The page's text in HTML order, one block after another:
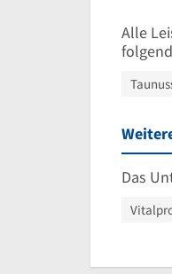
Alle
Das